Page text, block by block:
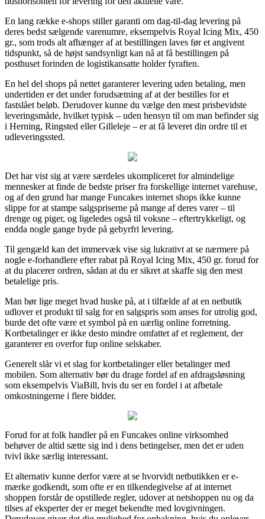
En lang række e-shops stiller garanti om dag-til-dag levering på
deres bedst sælgende varenumre, eksempelvis Royal Icing Mix, 450
gr., som trods alt afhænger af at bestillingen laves før et angivent
tidspunkt, så de højst sandsynligt kan nå at få bestillingen på
posthuset forinden de logistikansatte holder fyraften.
En hel del shops på nettet garanterer levering uden betaling, men
undertiden er det under forudsætning af at der bestilles for et
fastslået beløb. Derudover kunne du vælge den mest prisbevidste
leveringsmåde, hvilket typisk – uden hensyn til om man befinder sig
i Herning, Ringsted eller Gilleleje – er at få leveret din ordre til et
udleveringssted.
Det har vist sig at være særdeles ukompliceret for almindelige
mennesker at finde de bedste priser fra forskellige internet varehuse,
og af den grund har mange Funcakes internet shops ikke kunne
slippe for at stampe salgspriserne på mange af deres varer – til
drenge og piger, og ligeledes også til voksne – eftertrykkeligt, og
endda nogle gange byde på gebyrfri levering.
Til gengæld kan det immervæk vise sig lukrativt at se nærmere på
nogle e-forhandlere efter rabat på Royal Icing Mix, 450 gr. forud for
at du placerer ordren, sådan at du er sikret at skaffe sig den mest
betalelige pris.
Man bør lige meget hvad huske på, at i tilfælde af at en netbutik
udlover et produkt til salg for en salgspris som anses for utrolig god,
burde det ofte være et symbol på en uærlig online forretning.
Kortbetalinger er ikke desto mindre omfattet af et reglement, der
garanterer en overfor fup online selskaber.
Generelt slår vi et slag for kortbetalinger eller betalinger med
mobilen. Som alternativ bør du drage fordel af en afdragsløsning
som eksempelvis ViaBill, hvis du ser en fordel i at afbetale
omkostningerne i flere bidder.
Forud for at folk handler på en Funcakes online virksomhed
behøver de altid sætte sig ind i dens betingelser, men det er uden
tvivl ikke særlig interessant.
Et alternativ kunne derfor være at se hvorvidt netbutikken er e-
mærke godkendt, som ofte er en tilkendegivelse af at internet
shoppen forstår de opstillede regler, udover at netshoppen nu og da
tilses af eksperter der er meget bekendte med lovgivningen.